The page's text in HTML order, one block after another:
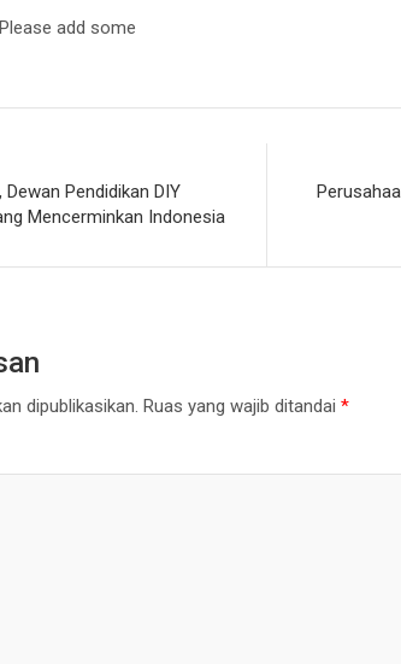
add some
Pendidikan DIY
Mencerminkan Indonesia
dipublikasikan. Ruas yang wajib ditandai *